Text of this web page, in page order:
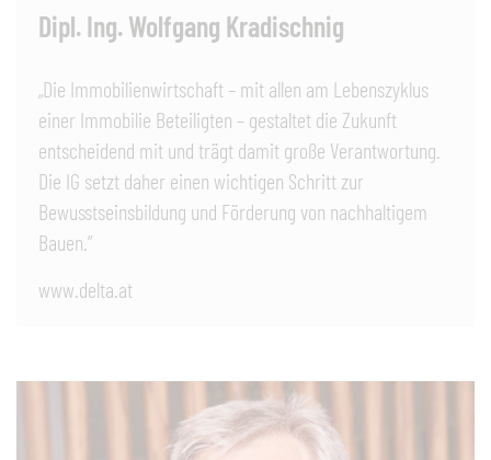
Dipl. Ing. Wolfgang Kradischnig
„Die Immobilienwirtschaft – mit allen am Lebenszyklus
einer Immobilie Beteiligten – gestaltet die Zukunft
entscheidend mit und trägt damit große Verantwortung.
Die IG setzt daher einen wichtigen Schritt zur
Bewusstseinsbildung und Förderung von nachhaltigem
Bauen.”
www.delta.at